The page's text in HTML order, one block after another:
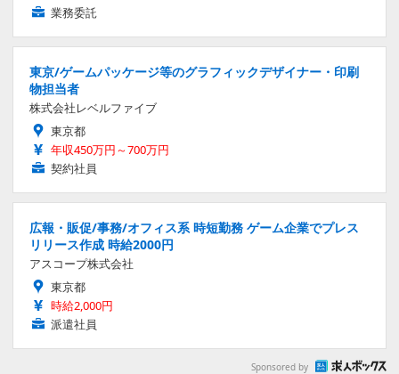
業務委託
東京/ゲームパッケージ等のグラフィックデザイナー・印刷
物担当者
株式会社レベルファイブ
東京都
年収450万円～700万円
契約社員
広報・販促/事務/オフィス系 時短勤務 ゲーム企業でプレス
リリース作成 時給2000円
アスコープ株式会社
東京都
時給2,000円
派遣社員
Sponsored by